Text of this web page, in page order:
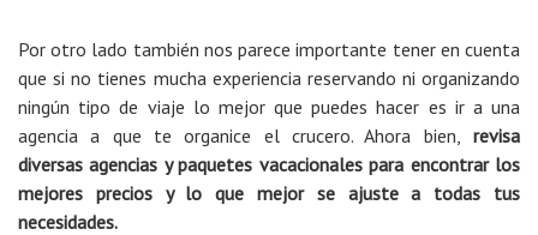
Por otro lado también nos parece importante tener en cuenta
que si no tienes mucha experiencia reservando ni organizando
ningún tipo de viaje lo mejor que puedes hacer es ir a una
agencia a que te organice el crucero. Ahora bien, revisa
diversas agencias y paquetes vacacionales para encontrar los
mejores precios y lo que mejor se ajuste a todas tus
necesidades.